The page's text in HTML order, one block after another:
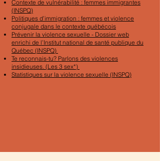
Contexte de vulnérabilité : femmes immigrantes
(INSPQ)
Politiques d’immigration : femmes et violence
conjugale dans le contexte québécois
Prévenir la violence sexuelle - Dossier web
enrichi de l’Institut national de santé publique du
Québec (INSPQ)
Te reconnais-tu? Parlons des violences
insidieuses. (Les 3 sex*)
Statistiques sur la violence sexuelle (INSPQ)